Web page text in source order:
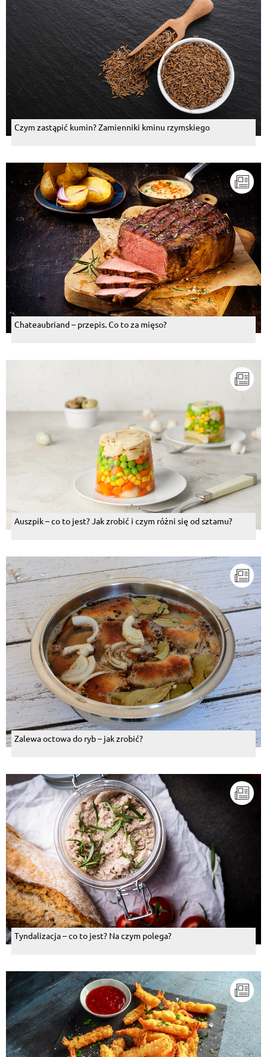
Czym zastąpić kumin? Zamienniki kminu rzymskiego
Chateaubriand – przepis. Co to za mięso?
Auszpik – co to jest? Jak zrobić i czym różni się od sztamu?
Zalewa octowa do ryb – jak zrobić?
Tyndalizacja – co to jest? Na czym polega?